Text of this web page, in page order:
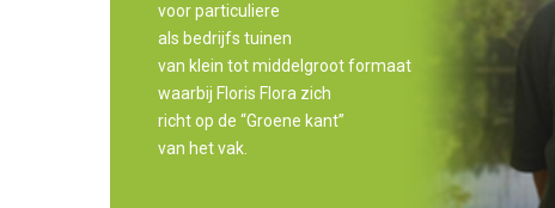
voor particuliere
als bedrijfs tuinen
van klein totmiddelgroot formaat
waarbij Floris Flora zich
richt op de “Groene kant”
van het vak.